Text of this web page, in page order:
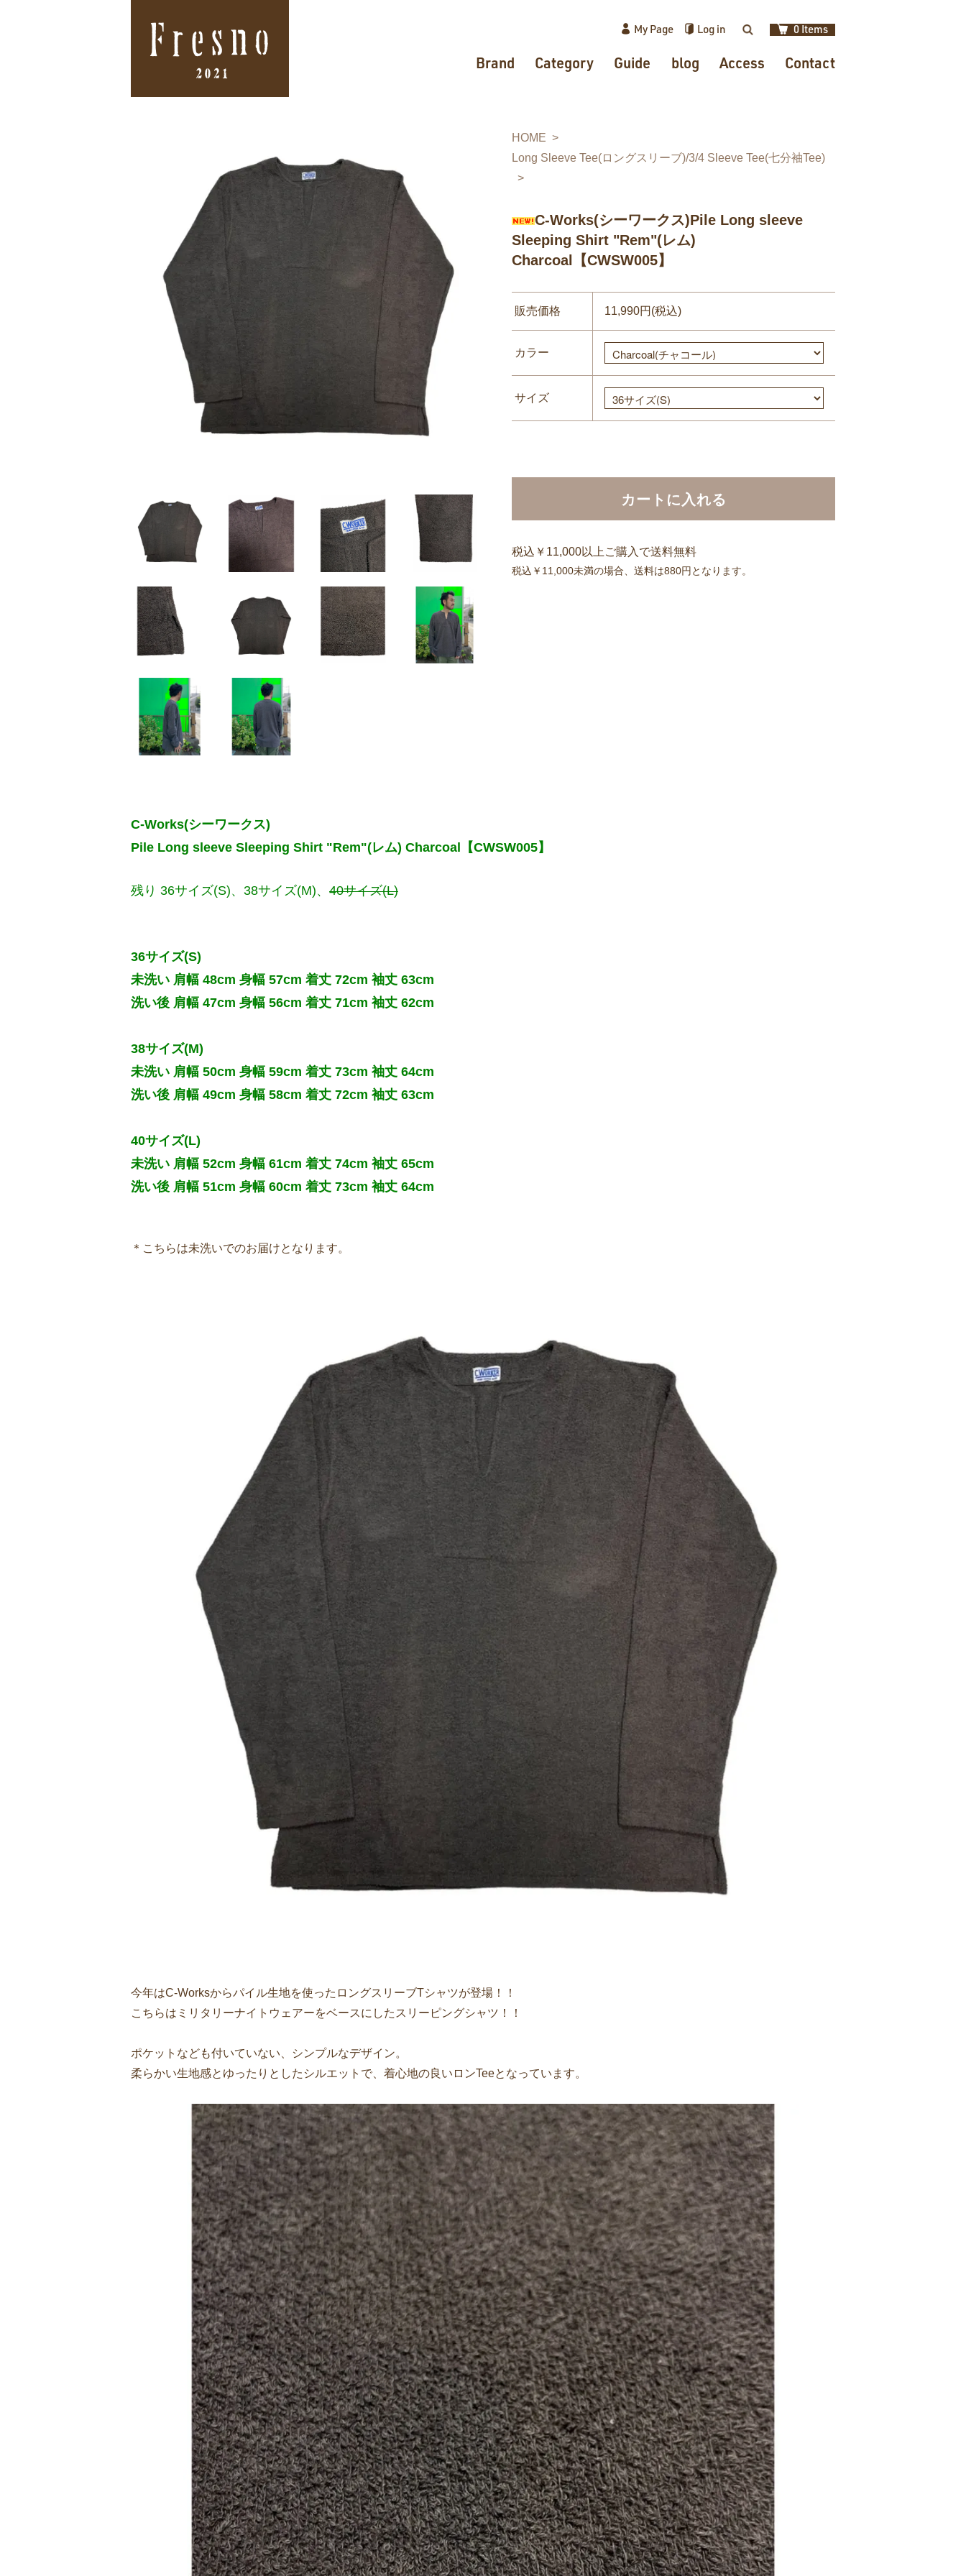
My Page Log in 0 Items
Brand Category Guide blog Access Contact
HOME
Long Sleeve Tee(ロングスリーブ)/3/4 Sleeve Tee(七分袖Tee)
C-Works(シーワークス)Pile Long sleeve
Sleeping Shirt "Rem"(レム)
Charcoal【CWSW005】
販売価格 11,990円(税込)
カラー
サイズ
カートに入れる
税込￥11,000以上ご購入で送料無料
税込￥11,000未満の場合、送料は880円となります。
C-Works(シーワークス)
Pile Long sleeve Sleeping Shirt "Rem"(レム) Charcoal【CWSW005】
残り 36サイズ(S)、38サイズ(M)、 40サイズ(L)
36サイズ(S)
未洗い 肩幅 48cm 身幅 57cm 着丈 72cm 袖丈 63cm
洗い後 肩幅 47cm 身幅 56cm 着丈 71cm 袖丈 62cm
38サイズ(M)
未洗い 肩幅 50cm 身幅 59cm 着丈 73cm 袖丈 64cm
洗い後 肩幅 49cm 身幅 58cm 着丈 72cm 袖丈 63cm
40サイズ(L)
未洗い 肩幅 52cm 身幅 61cm 着丈 74cm 袖丈 65cm
洗い後 肩幅 51cm 身幅 60cm 着丈 73cm 袖丈 64cm
＊こちらは未洗いでのお届けとなります。
今年はC-Worksからパイル生地を使ったロングスリーブTシャツが登場！！
こちらはミリタリーナイトウェアーをベースにしたスリーピングシャツ！！
ポケットなども付いていない、シンプルなデザイン。
柔らかい生地感とゆったりとしたシルエットで、着心地の良いロンTeeとなっています。